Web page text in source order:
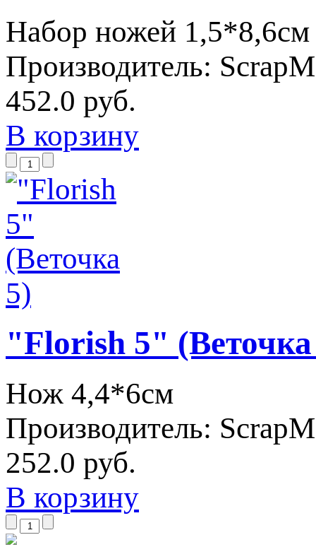
Набор ножей
Производитель:
452.0 руб.
В корзину
"Florish 5"
Нож 4,4*6см
Производитель:
252.0 руб.
В корзину